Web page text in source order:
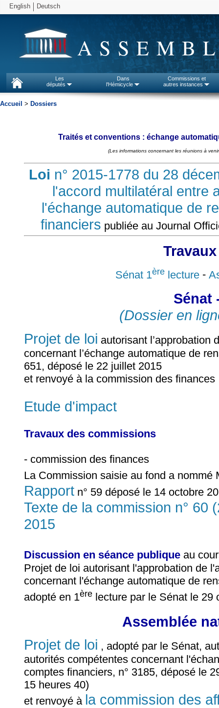
English Deutsch
Les
députés
Dans
l'Hémicycle
Commissions et
autres instances
Accueil > Dossiers
Traités et conventions : échange
(Les informations concernant les réunions à
Loi n° 2015-1778 du 28
l'accord multilatéral entre
l'échange automatique de
financiers publiée au Journal
Sénat 1ère lecture -
Sénat
(Dossier en
Projet de loi autorisant l’approbation
concernant l’échange automatique de
651, déposé le 22 juillet 2015
et renvoyé à la commission des finances
Etude d'impact
Travaux des commissions
- commission des finances
La Commission saisie au fond a nommé
Rapport n° 59 déposé le 14 octobre
Texte de la commission n° 60
2015
Discussion en séance publique au
Projet de loi autorisant l'approbation de
concernant l'échange automatique de
adopté en 1ère lecture par le Sénat le 29
Assemblée
Projet de loi , adopté par le Sénat,
autorités compétentes concernant
comptes financiers, n° 3185, déposé le
15 heures 40)
et renvoyé à la commission des